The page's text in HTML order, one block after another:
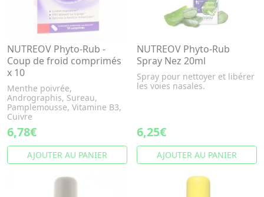
NUTREOV Phyto-Rub -
Coup de froid comprimés
x 10
Menthe poivrée,
Andrographis, Sureau,
Pamplemousse, Vitamine B3,
Cuivre
6,78€
AJOUTER AU PANIER
NUTREOV Phyto-Rub
Spray Nez 20ml
Spray pour nettoyer et libérer
les voies nasales.
6,25€
AJOUTER AU PANIER